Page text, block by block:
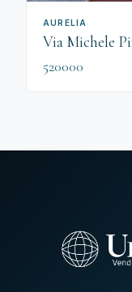
AURELIA
Via Michele
520000